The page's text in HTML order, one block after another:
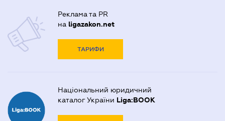
Реклама та PR
на ligazakon.net
ТАРИФИ
Національний юридичний
каталог України Liga:BOOK